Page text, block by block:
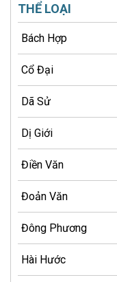
THỂ LOẠI
Bách Hợp
Cổ Đại
Dã Sử
Dị Giới
Điền Văn
Đoản Văn
Đông Phương
Hài Hước